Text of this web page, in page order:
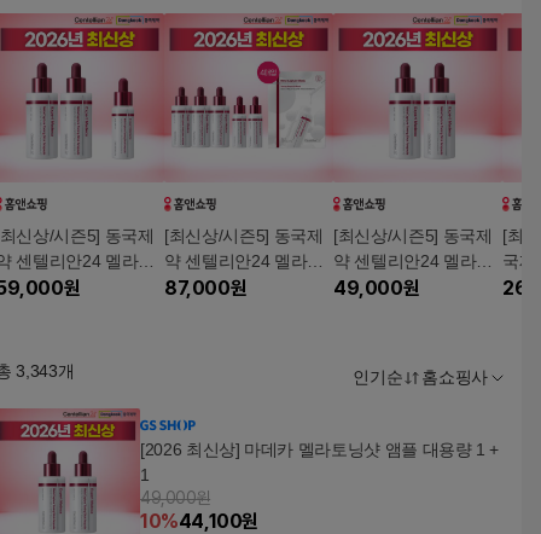
신상/시즌5] 동국제
센텔리안24 멜라캡
토닝샷 앰플 30ml 2
원
[최신상/시즌5] 동국제
약 센텔리안24 멜라캡
처 토닝샷 앰플 30ml 2
87,000원
[최신상/시즌5] 동국제
약 센텔리안24 멜라캡
처 토닝샷 앰플 대용량
49,000원
[최
국제
라캡
3,343개 인기순 홈쇼핑사
[2026 최신상] 마데카 멜라토닝샷 앰플 대용량 1 +
1
49,000원
10%44,100원